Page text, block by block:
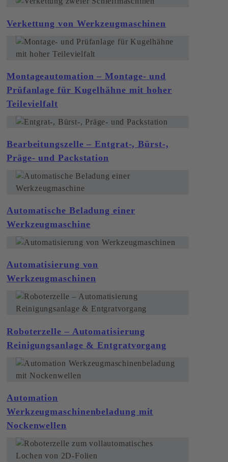
Verkettung von Werkzeugmaschinen
Montageautomation – Montage- und
Prüfanlage für Kugelhähne mit hoher
Teilevielfalt
Bearbeitungszelle – Entgrat-, Bürst-,
Präge- und Packstation
Automatische Beladung einer
Werkzeugmaschine
Automatisierung von
Werkzeugmaschinen
Roboterzelle – Automatisierung
Reinigungsanlage & Entgratvorgang
Automation
Werkzeugmaschinenbeladung mit
Nockenwellen